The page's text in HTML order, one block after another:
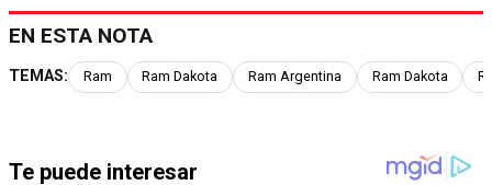
EN ESTA NOTA
TEMAS: Ram Ram Dakota Ram Argentina Ram Dakota